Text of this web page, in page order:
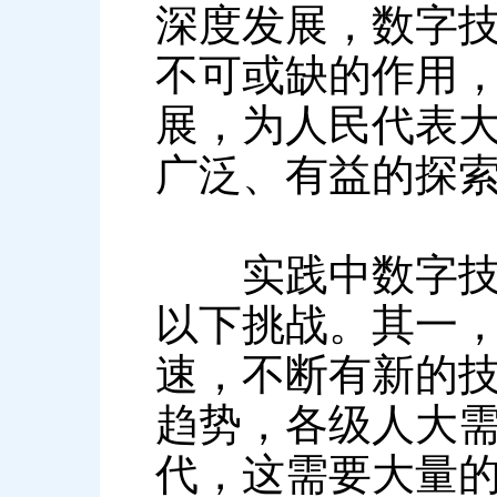
深度发展，数字
不可或缺的作用
展，为人民代表
广泛、有益的探
实践中数字技
以下挑战。其一
速，不断有新的
趋势，各级人大
代，这需要大量